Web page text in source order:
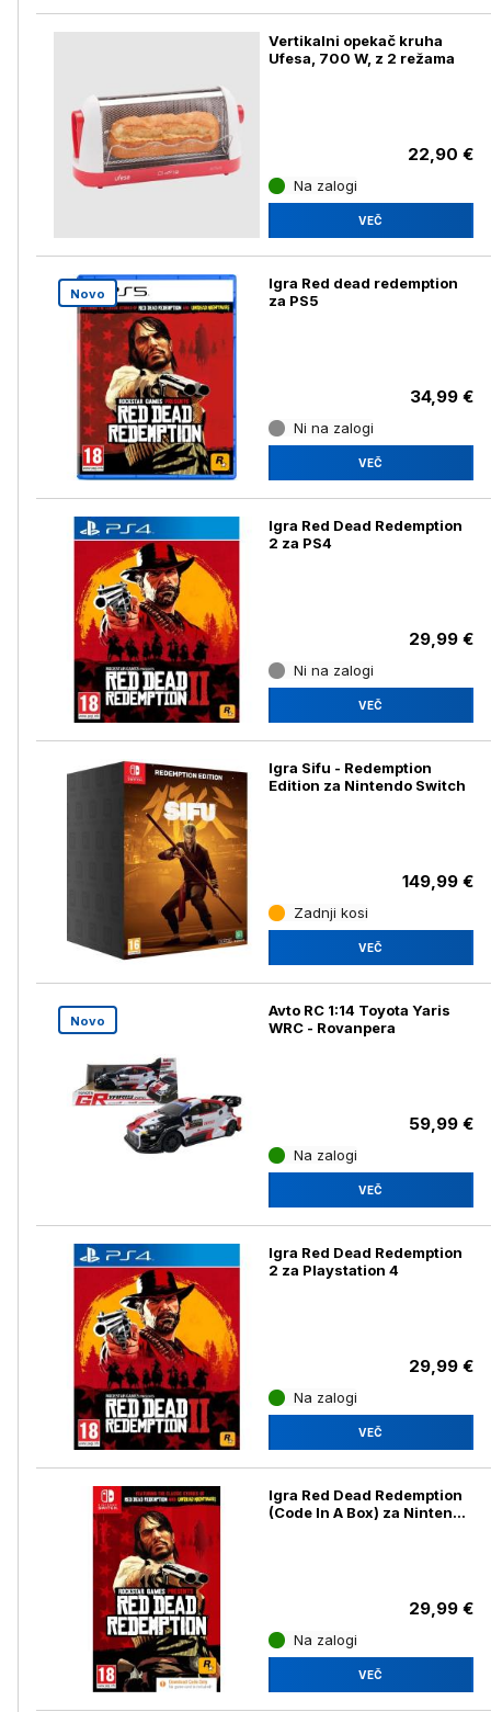
Vertikalni opekač kruha
Ufesa, 700 W, z 2 režama
22,90 €
Na zalogi
VEČ
Novo
Igra Red dead redemption
za PS5
34,99 €
Ni na zalogi
VEČ
Igra Red Dead Redemption
2 za PS4
29,99 €
Ni na zalogi
VEČ
Igra Sifu - Redemption
Edition za Nintendo Switch
149,99 €
Zadnji kosi
VEČ
Novo
Avto RC 1:14 Toyota Yaris
WRC - Rovanpera
59,99 €
Na zalogi
VEČ
Igra Red Dead Redemption
2 za Playstation 4
29,99 €
Na zalogi
VEČ
Igra Red Dead Redemption
(Code In A Box) za Nintendo
29,99 €
Na zalogi
VEČ